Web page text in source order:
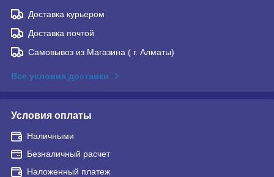
Доставка курьером
Доставка почтой
Самовывоз из Магазина ( г. Алматы)
Все условия доставки
Условия оплаты
Наличными
Безналичный расчет
Наложенный платеж